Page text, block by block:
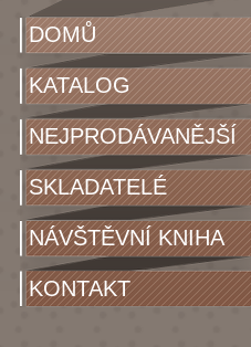
DOMŮ
KATALOG
NEJPRODÁVANĚJŠÍ
SKLADATELÉ
NÁVŠTĚVNÍ KNIHA
KONTAKT